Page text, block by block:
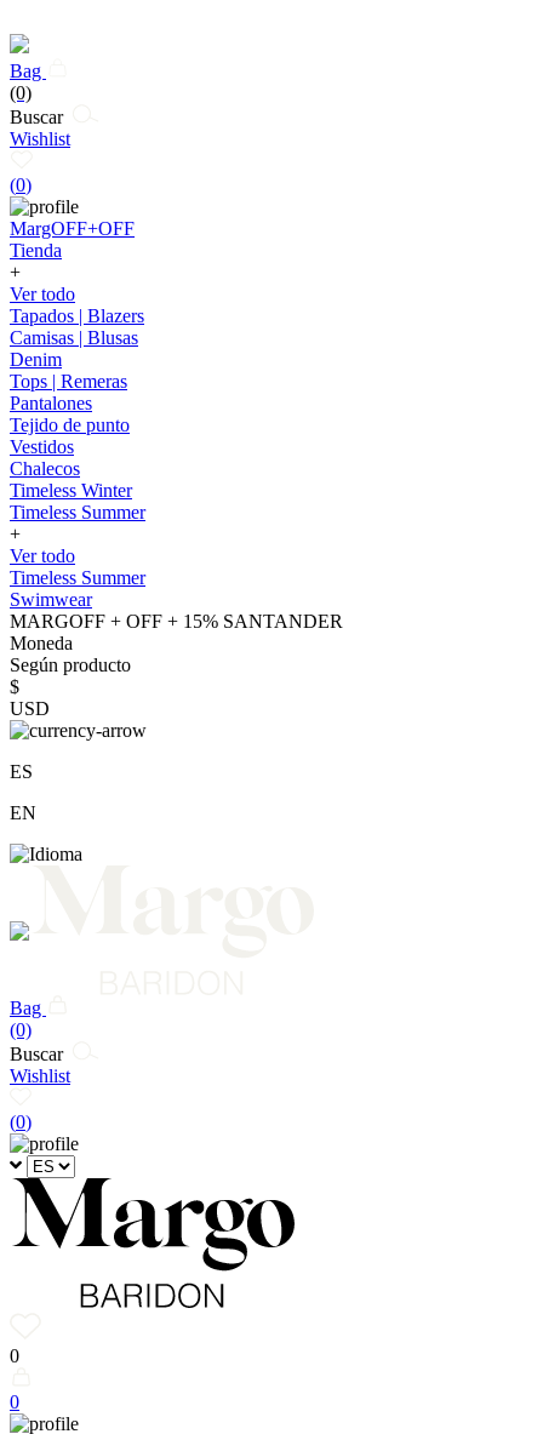
Bag
(0)
Buscar
Wishlist
(0)
MargOFF+OFF
Tienda
+
Ver todo
Tapados | Blazers
Camisas | Blusas
Denim
Tops | Remeras
Pantalones
Tejido de punto
Vestidos
Chalecos
Timeless Winter
Timeless Summer
+
Ver todo
Timeless Summer
Swimwear
MARGOFF + OFF + 15% SANTANDER
Moneda
Según producto
$
USD
ES
EN
Bag
(0)
Buscar
Wishlist
(0)
0
0